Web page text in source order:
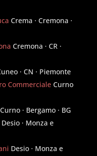
Crema · Cremona ·
Cremona · CR ·
· CN · Piemonte
Commerciale Curno
Curno · Bergamo · BG
Desio · Monza e
Desio · Monza e